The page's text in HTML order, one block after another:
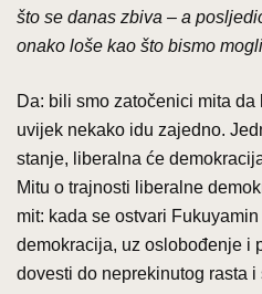
što se danas zbiva – a
onako loše kao što bismo
Da: bili smo zatočenici mita
uvijek nekako idu zajedno.
stanje, liberalna će
Mitu o trajnosti liberalne
mit: kada se ostvari
demokracija, uz oslobođenje i
dovesti do neprekinutog rasta